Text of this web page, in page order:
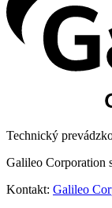
Technický
Galileo Corporation
Kontakt: Galileo